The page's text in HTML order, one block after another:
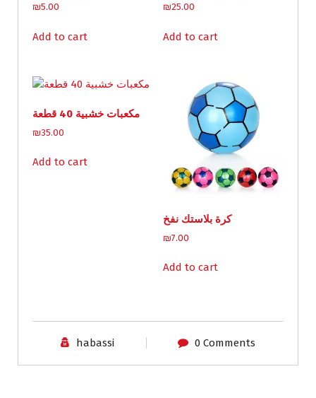
₪5.00
Add to cart
₪25.00
Add to cart
مكعبات خشبية 40 قطعة
₪35.00
Add to cart
كرة بلاستك نفخ
₪7.00
Add to cart
habassi 0 Comments